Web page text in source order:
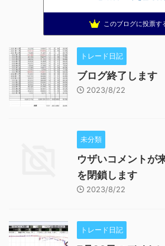
このブログに投票す
トレード日記
ブログ終了します
2023/8/22
未分類
ウザいコメントが
を閉鎖します
2023/8/22
トレード日記